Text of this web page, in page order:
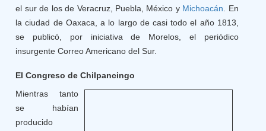
el sur de los de Veracruz, Puebla, México y Michoacán . En
la ciudad de Oaxaca, a lo largo de casi todo el año 1813,
se publicó, por iniciativa de Morelos, el periódico
insurgente Correo Americano del Sur.
El Congreso de Chilpancingo
Mientras tanto
se habían
producido